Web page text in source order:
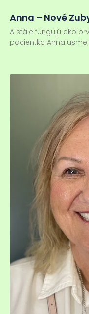
Anna – Nové
A stále fungujú ako
pacientka Anna